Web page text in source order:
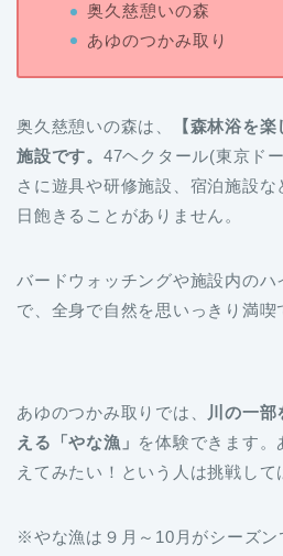
奥久慈憩いの森
あゆのつかみ取り
奥久慈憩いの森は、
【森林浴を
施設です。 47ヘクタール(東京ド
さに遊具や研修施設、宿泊施設
日飽きることがありません。
バードウォッチングや施設内の
で、全身で自然を思いっきり満喫
あゆのつかみ取りでは、
川の一部
える「やな漁」 を体験できます。
えてみたい！という人は挑戦して
※やな漁は９月～10月がシーズン